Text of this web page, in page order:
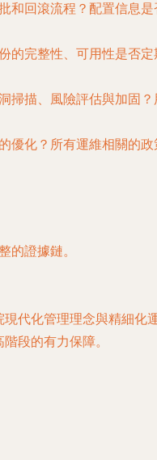
和回滾流程？配置信息
的完整性、可用性是否
掃描、風險評估與加固
優化？所有運維相關的
的證據鏈。
代化管理理念與精細化
段的有力保障。